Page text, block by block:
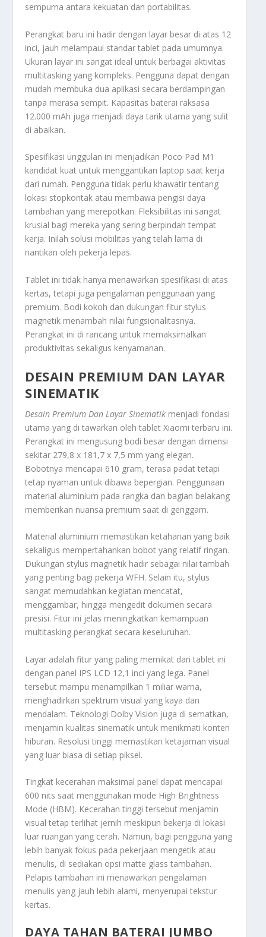
sempurna antara kekuatan dan portabilitas.
Perangkat baru ini hadir dengan layar besar di atas 12
inci, jauh melampaui standar tablet pada umumnya.
Ukuran layar ini sangat ideal untuk berbagai aktivitas
multitasking yang kompleks. Pengguna dapat dengan
mudah membuka dua aplikasi secara berdampingan
tanpa merasa sempit. Kapasitas baterai raksasa
12.000 mAh juga menjadi daya tarik utama yang sulit
di abaikan.
Spesifikasi unggulan ini menjadikan Poco Pad M1
kandidat kuat untuk menggantikan laptop saat kerja
dari rumah. Pengguna tidak perlu khawatir tentang
lokasi stopkontak atau membawa pengisi daya
tambahan yang merepotkan. Fleksibilitas ini sangat
krusial bagi mereka yang sering berpindah tempat
kerja. Inilah solusi mobilitas yang telah lama di
nantikan oleh pekerja lepas.
Tablet ini tidak hanya menawarkan spesifikasi di atas
kertas, tetapi juga pengalaman penggunaan yang
premium. Bodi kokoh dan dukungan fitur stylus
magnetik menambah nilai fungsionalitasnya.
Perangkat ini di rancang untuk memaksimalkan
produktivitas sekaligus kenyamanan.
DESAIN PREMIUM DAN LAYAR
SINEMATIK
Desain Premium Dan Layar Sinematik menjadi fondasi
utama yang di tawarkan oleh tablet Xiaomi terbaru ini.
Perangkat ini mengusung bodi besar dengan dimensi
sekitar 279,8 x 181,7 x 7,5 mm yang elegan.
Bobotnya mencapai 610 gram, terasa padat tetapi
tetap nyaman untuk dibawa bepergian. Penggunaan
material aluminium pada rangka dan bagian belakang
memberikan nuansa premium saat di genggam.
Material aluminium memastikan ketahanan yang baik
sekaligus mempertahankan bobot yang relatif ringan.
Dukungan stylus magnetik hadir sebagai nilai tambah
yang penting bagi pekerja WFH. Selain itu, stylus
sangat memudahkan kegiatan mencatat,
menggambar, hingga mengedit dokumen secara
presisi. Fitur ini jelas meningkatkan kemampuan
multitasking perangkat secara keseluruhan.
Layar adalah fitur yang paling memikat dari tablet ini
dengan panel IPS LCD 12,1 inci yang lega. Panel
tersebut mampu menampilkan 1 miliar warna,
menghadirkan spektrum visual yang kaya dan
mendalam. Teknologi Dolby Vision juga di sematkan,
menjamin kualitas sinematik untuk menikmati konten
hiburan. Resolusi tinggi memastikan ketajaman visual
yang luar biasa di setiap piksel.
Tingkat kecerahan maksimal panel dapat mencapai
600 nits saat menggunakan mode High Brightness
Mode (HBM). Kecerahan tinggi tersebut menjamin
visual tetap terlihat jernih meskipun bekerja di lokasi
luar ruangan yang cerah. Namun, bagi pengguna yang
lebih banyak fokus pada pekerjaan mengetik atau
menulis, di sediakan opsi matte glass tambahan.
Pelapis tambahan ini menawarkan pengalaman
menulis yang jauh lebih alami, menyerupai tekstur
kertas.
DAYA TAHAN BATERAI JUMBO